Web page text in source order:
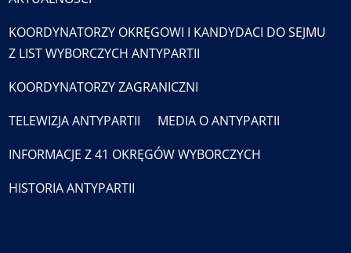
KOORDYNATORZY OKRĘGOWI I KANDYDACI DO SEJMU
Z LIST WYBORCZYCH ANTYPARTII
KOORDYNATORZY ZAGRANICZNI
TELEWIZJA ANTYPARTII
MEDIA O ANTYPARTII
INFORMACJE Z 41 OKRĘGÓW WYBORCZYCH
HISTORIA ANTYPARTII